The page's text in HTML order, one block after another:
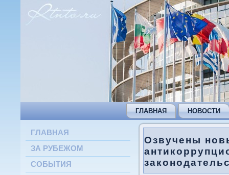
ГЛАВНАЯ НОВОСТИ
ГЛАВНАЯ
ЗА РУБЕЖОМ
СОБЫТИЯ
Озвучены